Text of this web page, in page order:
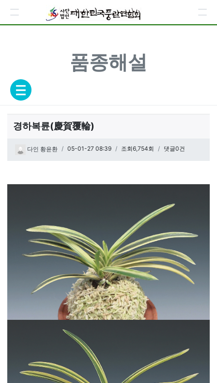
품종해설
경하복륜(慶賀覆輪)
페이지 정보
다인 황윤환 작성일
05-01-27 08:39 조회6,754회 댓글0건